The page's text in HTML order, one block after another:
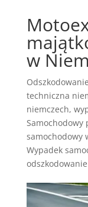
w
techniczna
niemczech,
Samochodowy
samochodowy
Wypadek
odszkodowanie